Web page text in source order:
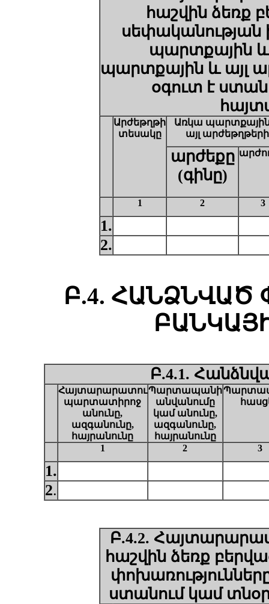
հաշվին ձեռք
սեփականության
պարտքային և
պարտքային և այլ
օգուտ է
Արժեթղթի
տեսակը
Առկա
այլ արժեթղթերի
արժեքը
(գինը)
1 2 3
1.
2.
Բ.4. ՀԱՆՁՆՎԱԾ
Բ.4.1.
Հայտարարատու
պարտատիրոջ
անունը,
ազգանունը,
հայրանունը
Պարտապանի
անվանումը
կամ անունը,
ազգանունը,
հայրանունը
1 2 3
1.
2.
Բ.4.2.
հաշվին ձեռք
ստանում կամ